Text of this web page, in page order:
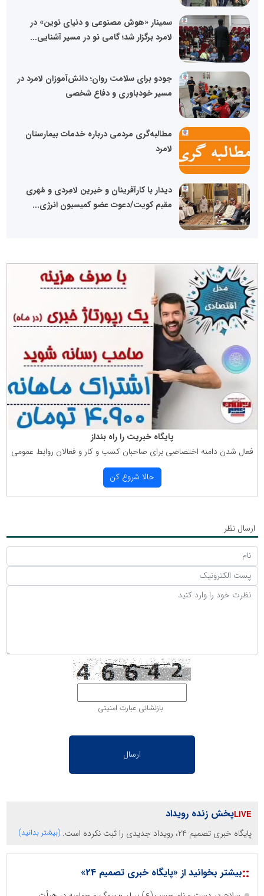
سمینار «هوش مصنوعی و دنیای نوین» در
لامرد برگزار شد؛ گامی نو در مسیر آشنایی...
جودو برای سلامت روان؛ دانش‌آموزان لامرد در
مسیر خودباوری و دفاع شخصی
مطالبه‌گری مردمی درباره خدمات بیمارستان
لامرد
دیدار با کارآفرینان و خیرین لامِردی و مُهری
مقیم کویت/دعوت عضو کمیسیون انرژی...
پایگاه خبریت را راه بنداز
فعال شدن دامنه اختصاصی برای صاحبان كسب و كار و فعالان روابط عمومی
حالا شروع كن
ارسال نظر
بازنشانی عبارت امنیتی
پخش زنده رویداد
پایگاه خبری تصمیم 24، رویداد جدیدی را ثبت نکرده است. (بیشتر بدانید)
::بیشتر بخوانید از «پایگاه خبری تصمیم 24»